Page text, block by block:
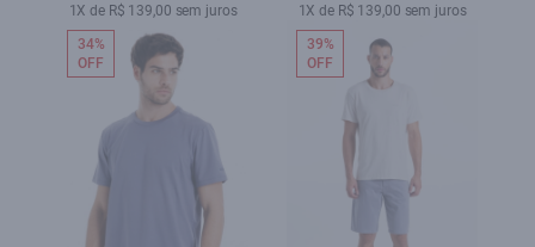
1X de R$ 139,00 sem juros 1X de R$ 139,00 sem juros
34%
OFF
39%
OFF